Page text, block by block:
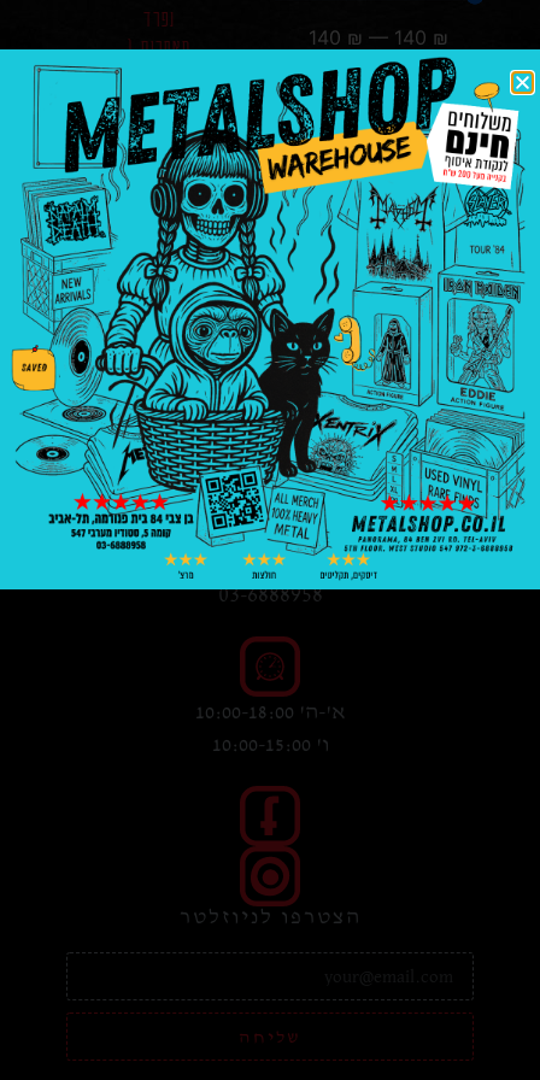
₪
140
—
₪
140
נפרד
מאחרים (
₪140.00
הוספה
לסל
בניין פנורמה, בן צבי 84, ת"א קומה 5, סטודיו
547
03-6888958
א'-ה' 10:00-18:00
ו' 10:00-15:00
הצטרפו לניוזלטר
שליחה